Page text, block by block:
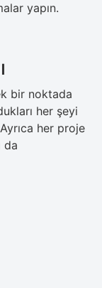
yapın.
bir noktada
her şeyi
her proje
da